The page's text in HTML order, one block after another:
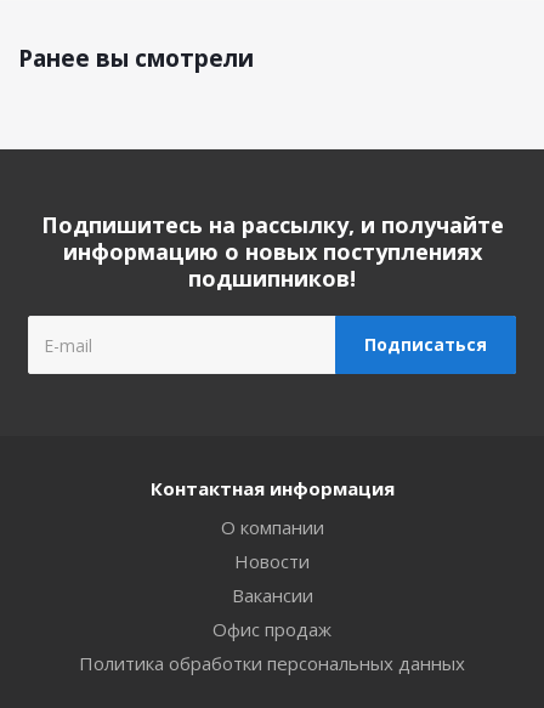
Ранее вы смотрели
Подпишитесь на рассылку, и получайте
информацию о новых поступлениях
подшипников!
Контактная информация
О компании
Новости
Вакансии
Офис продаж
Политика обработки персональных данных